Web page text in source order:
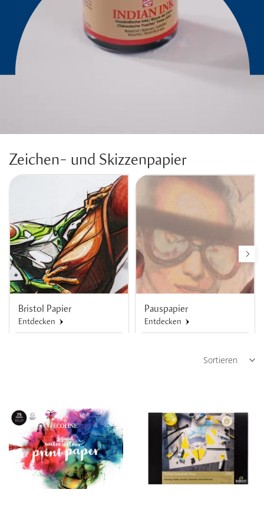
Zeichen- und Skizzenpapier
Bristol Papier
Entdecken
Pauspapier
Entdecken
Sortieren